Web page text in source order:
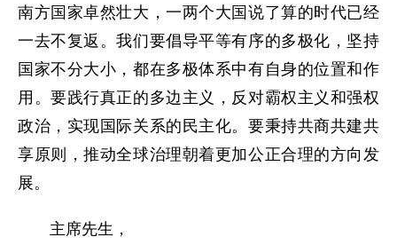
南方国家卓然壮大，一两个大国说了算的时代已经
一去不复返。我们要倡导平等有序的多极化，坚持
国家不分大小，都在多极体系中有自身的位置和作
用。要践行真正的多边主义，反对霸权主义和强权
政治，实现国际关系的民主化。要秉持共商共建共
享原则，推动全球治理朝着更加公正合理的方向发
展。
主席先生，